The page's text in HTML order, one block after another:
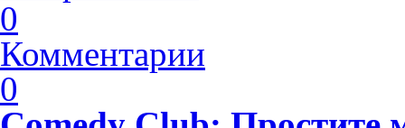
0
Комментарии
0